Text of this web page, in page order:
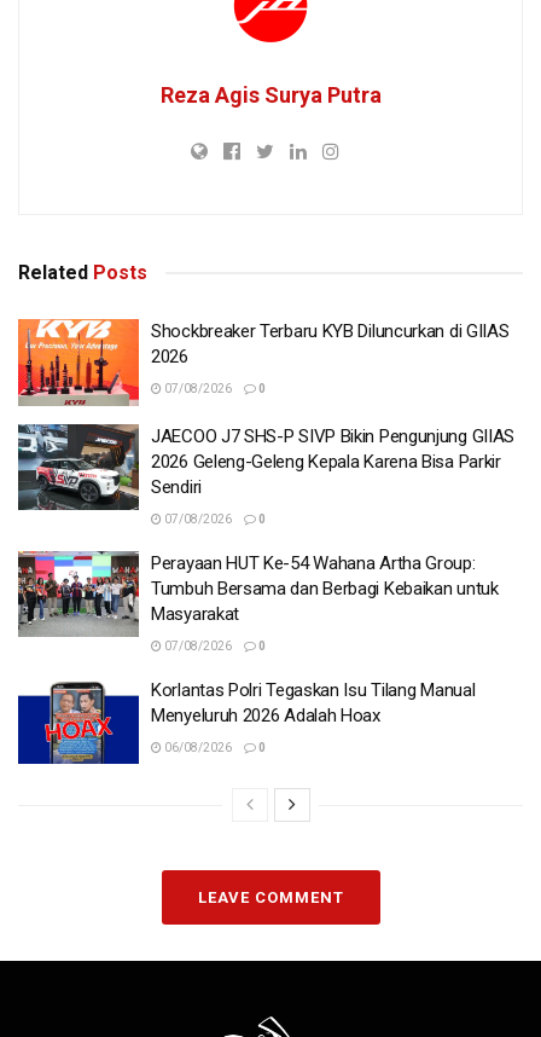
Reza Agis Surya Putra
Related Posts
Shockbreaker Terbaru KYB Diluncurkan di GIIAS
2026
07/08/2026 0
JAECOO J7 SHS-P SIVP Bikin Pengunjung GIIAS
2026 Geleng-Geleng Kepala Karena Bisa Parkir
Sendiri
07/08/2026 0
Perayaan HUT Ke-54 Wahana Artha Group:
Tumbuh Bersama dan Berbagi Kebaikan untuk
Masyarakat
07/08/2026 0
Korlantas Polri Tegaskan Isu Tilang Manual
Menyeluruh 2026 Adalah Hoax
06/08/2026 0
LEAVE COMMENT